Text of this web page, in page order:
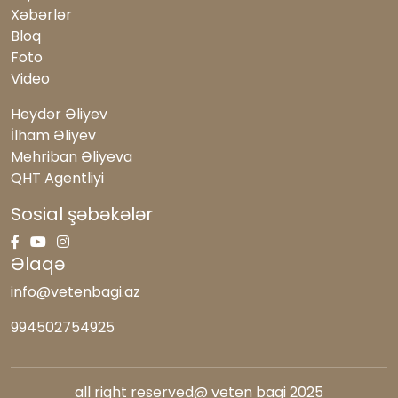
fədakarlıq, müdriklik və vətənpərvərlik
nümunəsidir
6527
Emin Tarverdiyev: Azərbaycan qadını - tarix
6384
Xəbərlər
Bloq
Foto
Video
Heydər Əliyev
İlham Əliyev
Mehriban Əliyeva
QHT Agentliyi
Sosial şəbəkələr
Əlaqə
info@vetenbagi.az
994502754925
all right reserved@ veten bagi 2025